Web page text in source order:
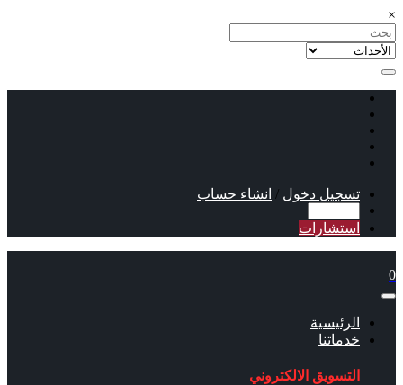
×
تسجيل دخول / انشاء حساب
استشارات
0
الرئيسية
خدماتنا
التسويق الالكتروني